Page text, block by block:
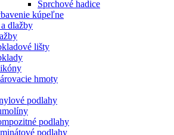
Sprchové hadice
kúpeľne
dlažby
lišty
hmoty
podlahy
podlahy
podlahy